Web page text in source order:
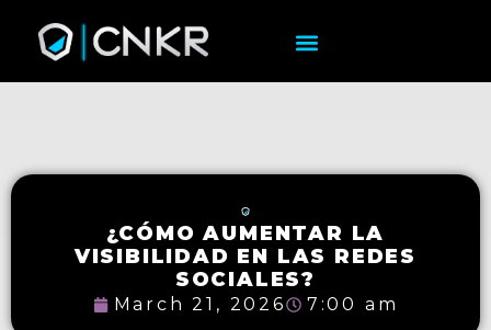
¿CÓMO AUMENTAR LA
VISIBILIDAD EN LAS REDES
SOCIALES?
March 21, 2026 7:00 am